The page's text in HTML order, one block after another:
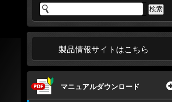
製品情報サイトはこちら
マニュアルダウンロード